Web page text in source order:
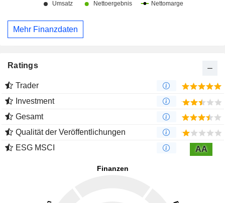
Mehr Finanzdaten
Ratings
Trader
Investment
Gesamt
Qualität der Veröffentlichungen
ESG MSCI
AA